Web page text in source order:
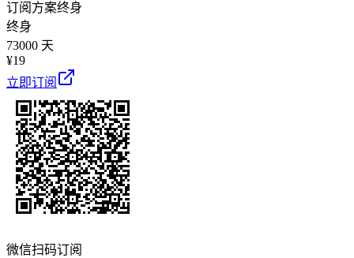
订阅方案终身
终身
73000 天
¥19
立即订阅
微信扫码订阅